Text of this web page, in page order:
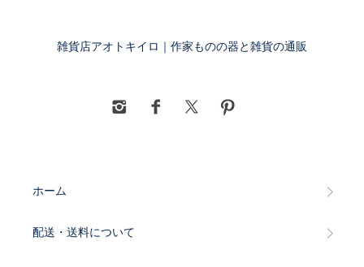
雑貨店アオトキイロ｜作家ものの器と雑貨の通販
ホーム
配送・送料について